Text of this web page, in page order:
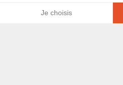
Je choisis